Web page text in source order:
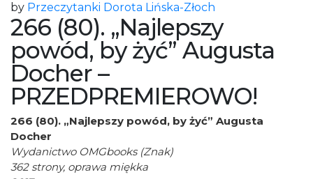
by Przeczytanki Dorota Lińska-Złoch
266 (80). „Najlepszy
powód, by żyć” Augusta
Docher –
PRZEDPREMIEROWO!
266 (80). „Najlepszy powód, by żyć” Augusta
Docher
Wydanictwo OMGbooks (Znak)
362 strony, oprawa miękka